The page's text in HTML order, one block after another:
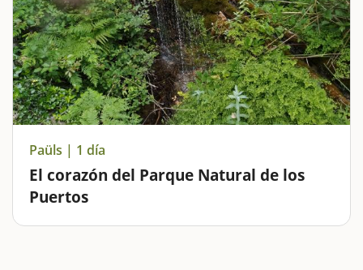
Paüls | 1 día
El corazón del Parque Natural de los
Puertos
Ubicado íntegramente en el Parque Natural de Els